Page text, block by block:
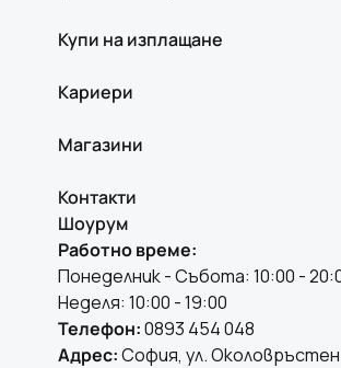
Купи на изплащане
Кариери
Магазини
Контакти
Шоурум
Работно време:
Понеделник - Събота: 10:00 -
Неделя: 10:00 - 19:00
Телефон:0893 454 048
Адрес:София, ул.